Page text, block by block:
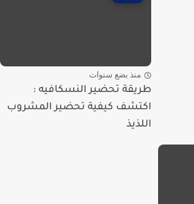
منذ بضع سنوات
طريقة تحضير النسكافيه :
اكتشف كيفية تحضير المشروب
اللذيذ